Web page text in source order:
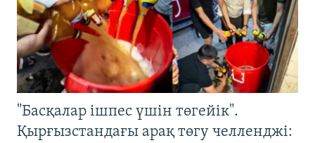
"Басқалар ішпес үшін төгейік".
Қырғызстандағы арақ төгу челленджі: